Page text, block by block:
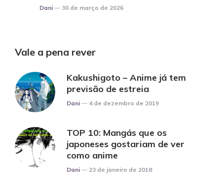
Posted
Dani 30 de março de 2026
Vale a pena rever
Kakushigoto – Anime já tem
previsão de estreia
Posted
Dani 4 de dezembro de 2019
TOP 10: Mangás que os
japoneses gostariam de ver
como anime
Posted
Dani 23 de janeiro de 2018